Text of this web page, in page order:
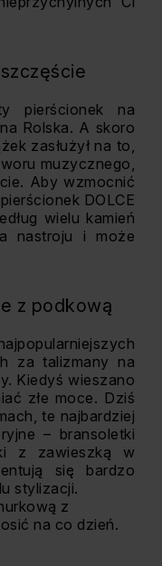
pierścionek na
Rolska. A skoro
zasłużył na to,
muzycznego,
Aby wzmocnić
DOLCE
wielu kamień
nastroju i może
z podkową
za talizmany na
Kiedyś wieszano
złe moce. Dziś
te najbardziej
– bransoletki
z zawieszką w
się bardzo
stylizacji.
z
na co dzień.